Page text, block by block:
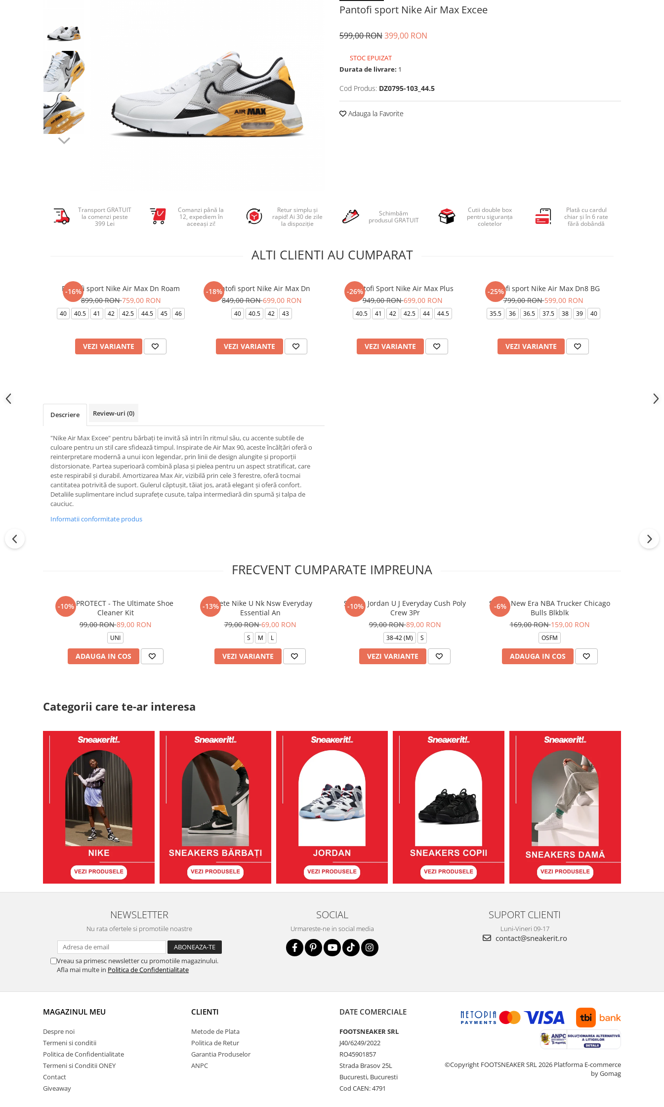
Geci si veste copii
Pantaloni scurti Copii
Ingrijire incaltaminte
Pantofi sport Nike Air Max Excee
599,00 RON399,00 RON
STOC EPUIZAT
Durata de livrare: 1
Cod Produs: DZ0795-103_44.5
Adauga la Favorite
Transport GRATUIT
la comenzi peste
399 Lei
Comanzi până la
12, expediem în
aceeași zi!
Retur simplu și
rapid! Ai 30 de zile
la dispoziție
Schimbăm
produsul GRATUIT
Cutii double box
pentru siguranța
coletelor
Plată cu cardul
chiar și în 6 rate
fără dobândă
ALTI CLIENTI AU CUMPARAT
-16%
Pantofi sport Nike Air Max Dn Roam
899,00 RON759,00 RON
40 40.5 41 42 42.5 44.5 45 46
VEZI VARIANTE
-18%
Pantofi sport Nike Air Max Dn
849,00 RON699,00 RON
40 40.5 42 43
VEZI VARIANTE
-26%
Pantofi Sport Nike Air Max Plus
949,00 RON699,00 RON
40.5 41 42 42.5 44 44.5
VEZI VARIANTE
-25%
Pantofi sport Nike Air Max Dn8 BG
799,00 RON599,00 RON
35.5 36 36.5 37.5 38 39 40
VEZI VARIANTE
Descriere Review-uri (0)
"Nike Air Max Excee" pentru bărbați te invită să intri în ritmul său, cu accente subtile de
culoare pentru un stil care sfidează timpul. Inspirate de Air Max 90, aceste încălțări oferă o
reinterpretare modernă a unui icon legendar, prin linii de design alungite și proporții
distorsionate. Partea superioară combină plasa și pielea pentru un aspect stratificat, care
este respirabil și durabil. Amortizarea Max Air, vizibilă prin cele 3 ferestre, oferă tocmai
cantitatea potrivită de suport. Gulerul căptușit, tăiat jos, arată elegant și oferă confort.
Detaliile suplimentare includ suprafețe cusute, talpa intermediară din spumă și talpa de
cauciuc.
Informatii conformitate produs
FRECVENT CUMPARATE IMPREUNA
-10%
CREP PROTECT - The Ultimate Shoe
Cleaner Kit
99,00 RON89,00 RON
UNI
ADAUGA IN COS
-13%
Sosete Nike U Nk Nsw Everyday
Essential An
79,00 RON69,00 RON
S M L
VEZI VARIANTE
-10%
Sosete Jordan U J Everyday Cush Poly
Crew 3Pr
99,00 RON89,00 RON
38-42 (M) S
VEZI VARIANTE
-6%
Sapca New Era NBA Trucker Chicago
Bulls Blkblk
169,00 RON159,00 RON
OSFM
ADAUGA IN COS
Categorii care te-ar interesa
NEWSLETTER
Nu rata ofertele si promotiile noastre
Vreau sa primesc newsletter cu promotiile magazinului.
Afla mai multe in Politica de Confidentialitate
SOCIAL
Urmareste-ne in social media
SUPORT CLIENTI
Luni-Vineri 09-17
contact@sneakerit.ro
MAGAZINUL MEU
Despre noi
Termeni si conditii
Politica de Confidentialitate
Termeni si Conditii ONEY
Contact
Giveaway
CLIENTI
Metode de Plata
Politica de Retur
Garantia Produselor
ANPC
DATE COMERCIALE
FOOTSNEAKER SRL
J40/6249/2022
RO45901857
Strada Brasov 25L
Bucuresti, Bucuresti
Cod CAEN: 4791
©Copyright FOOTSNEAKER SRL 2026 Platforma E-commerce
by Gomag